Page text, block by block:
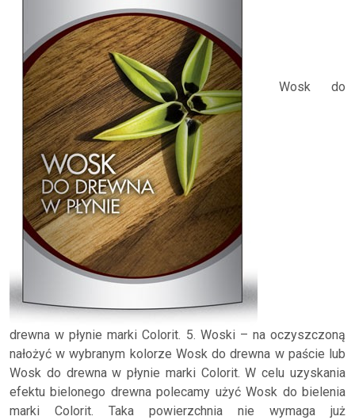
Wosk do
drewna w płynie marki Colorit. 5. Woski – na oczyszczoną
nałożyć w wybranym kolorze Wosk do drewna w paście lub
Wosk do drewna w płynie marki Colorit. W celu uzyskania
efektu bielonego drewna polecamy użyć Wosk do bielenia
marki Colorit. Taka powierzchnia nie wymaga już